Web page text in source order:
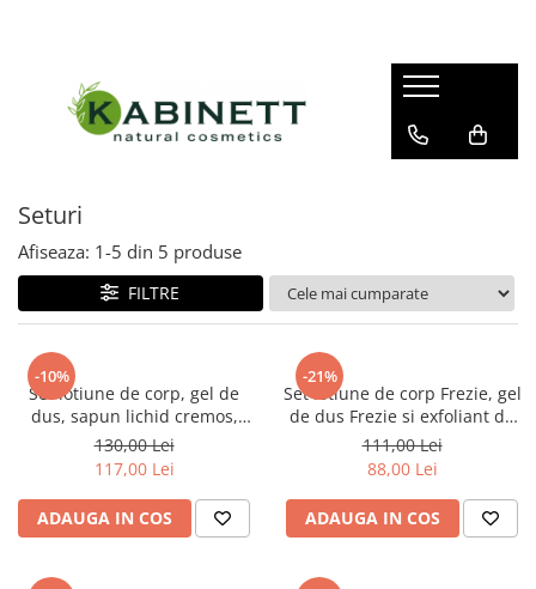
Îngrijire corp
Bomba hidratantă de baie
Cremă pentru mâini
Săpun lichid
Gel de duș
Scrub de corp
Loțiune de corp
Unt de corp
Ulei de masaj
Spumă de baie
Sare de baie
Colagen
Îngrijire față și decolteu
Cremă pentru față
Ser pentru față
Makeup
Demachiant
Seturi
Afiseaza: 1-5 din 5 produse
FILTRE
-10%
Set lotiune de corp, gel de
dus, sapun lichid cremos,
sare de baie, spuma de baie
Bubblegum
130,00 Lei
117,00 Lei
ADAUGA IN COS
-21%
Set lotiune de corp Frezie, gel
de dus Frezie si exfoliant de
corp Frezie
111,00 Lei
88,00 Lei
ADAUGA IN COS